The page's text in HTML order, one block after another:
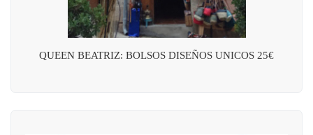
QUEEN BEATRIZ: BOLSOS DISEÑOS UNICOS 25€